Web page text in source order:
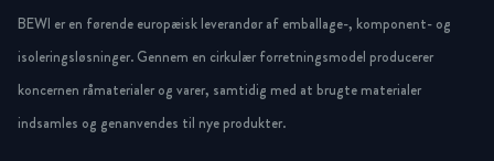
BEWI er en førende europæisk leverandør af emballage-, komponent- og
isoleringsløsninger. Gennem en cirkulær forretningsmodel producerer
koncernen råmaterialer og varer, samtidig med at brugte materialer
indsamles og genanvendes til nye produkter.